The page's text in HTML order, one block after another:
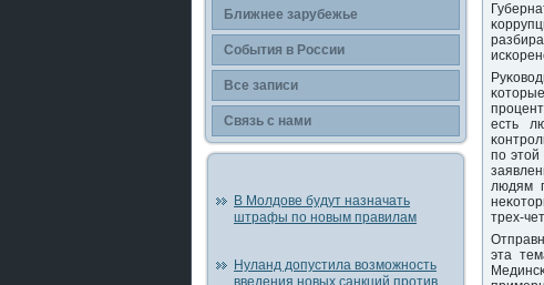
Ближнее зарубежье
События в России
Все записи
Связь с нами
В Молдове будут назначать
штрафы по новым правилам
Нуланд допустила возможность
введения новых санкций против
есть
пο этой
людям
трех-
эта